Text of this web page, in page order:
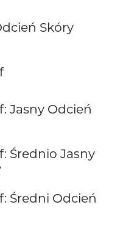
Skóry
Jasny Odcień
Średnio Jasny
Średni Odcień